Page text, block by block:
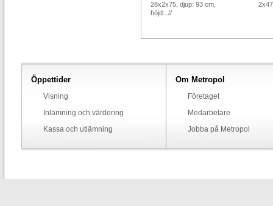
28x2x75, djup: 93 cm,
höjd:..//
Öppettider
Visning
Inlämning och värdering
Kassa och utlämning
Om Metropol
Företaget
Medarbetare
Jobba på Metropol